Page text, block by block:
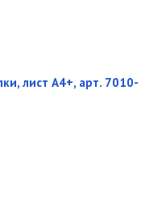
лист А4+, арт. 7010-